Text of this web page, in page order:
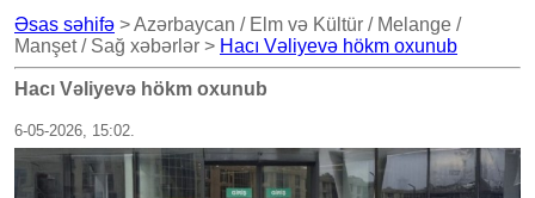
Əsas səhifə > Azərbaycan / Elm və Kültür / Melange /
Manşet / Sağ xəbərlər > Hacı Vəliyevə hökm oxunub
Hacı Vəliyevə hökm oxunub
6-05-2026, 15:02.